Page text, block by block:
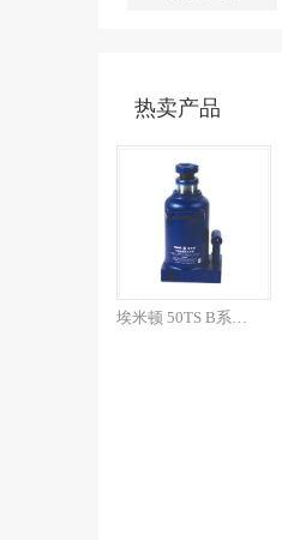
热卖产品
埃米顿 50TS B系列焊...